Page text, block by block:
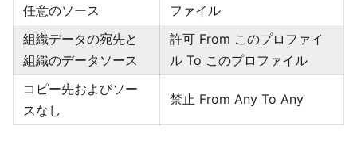
任意のソース
ファイル
組織データの宛先と
組織のデータソース
許可 From このプロファイ
ル To このプロファイル
コピー先およびソー
スなし
禁止 From Any To Any